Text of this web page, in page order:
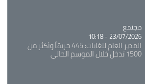
Catégorie
مجتمع
23/07/2026 - 10:18
المدير العام للغابات: 445 حريقاً وأكثر من
1500 تدخل خلال الموسم الحالي